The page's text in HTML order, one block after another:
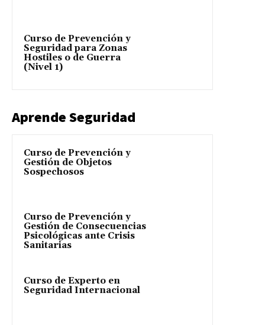
Curso de Prevención y
Seguridad para Zonas
Hostiles o de Guerra
(Nivel 1)
Aprende Seguridad
Curso de Prevención y
Gestión de Objetos
Sospechosos
Curso de Prevención y
Gestión de Consecuencias
Psicológicas ante Crisis
Sanitarias
Curso de Experto en
Seguridad Internacional